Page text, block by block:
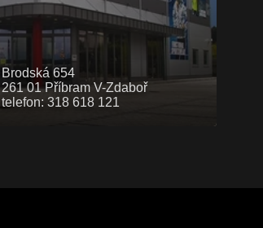
Brodská 654
261 01 Příbram V-Zdaboř
telefon: 318 618 121